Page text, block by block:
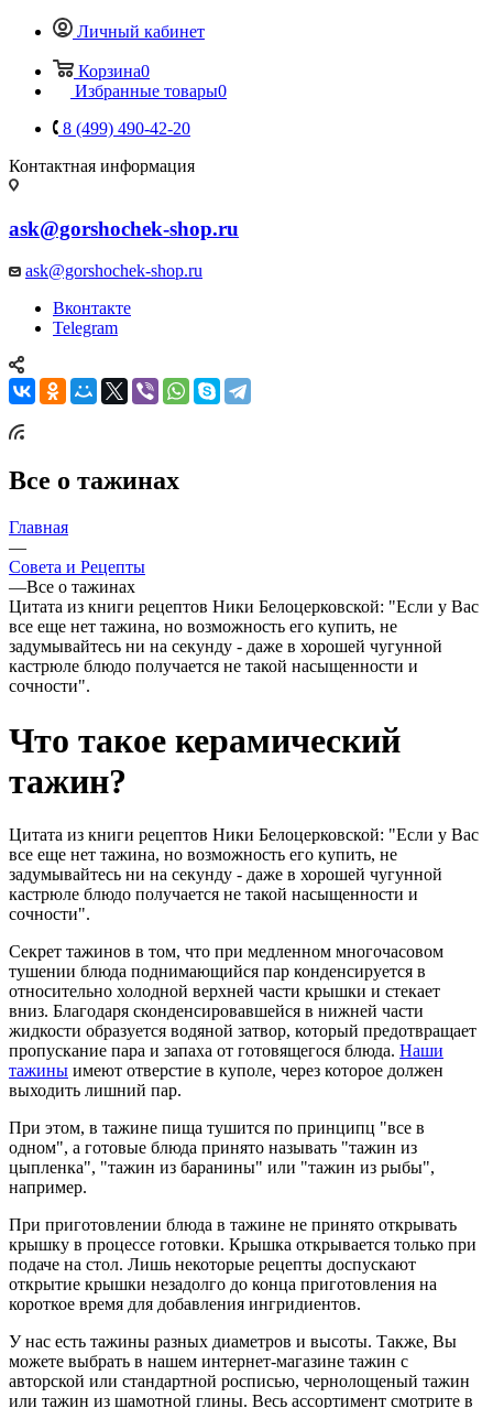
Личный кабинет
Корзина0
Избранные товары0
8 (499) 490-42-20
Контактная информация
ask@gorshochek-shop.ru
ask@gorshochek-shop.ru
Вконтакте
Telegram
Все о тажинах
Главная
—
Совета и Рецепты
—Все о тажинах
Цитата из книги рецептов Ники Белоцерковской: "Если у Вас
все еще нет тажина, но возможность его купить, не
задумывайтесь ни на секунду - даже в хорошей чугунной
кастрюле блюдо получается не такой насыщенности и
сочности".
Что такое керамический
тажин?
Цитата из книги рецептов Ники Белоцерковской: "Если у Вас
все еще нет тажина, но возможность его купить, не
задумывайтесь ни на секунду - даже в хорошей чугунной
кастрюле блюдо получается не такой насыщенности и
сочности".
Секрет тажинов в том, что при медленном многочасовом
тушении блюда поднимающийся пар конденсируется в
относительно холодной верхней части крышки и стекает
вниз. Благодаря сконденсировавшейся в нижней части
жидкости образуется водяной затвор, который предотвращает
пропускание пара и запаха от готовящегося блюда. Наши
тажины имеют отверстие в куполе, через которое должен
выходить лишний пар.
При этом, в тажине пища тушится по принципц "все в
одном", а готовые блюда принято называть "тажин из
цыпленка", "тажин из баранины" или "тажин из рыбы",
например.
При приготовлении блюда в тажине не принято открывать
крышку в процессе готовки. Крышка открывается только при
подаче на стол. Лишь некоторые рецепты доспускают
открытие крышки незадолго до конца приготовления на
короткое время для добавления ингридиентов.
У нас есть тажины разных диаметров и высоты. Также, Вы
можете выбрать в нашем интернет-магазине тажин с
авторской или стандартной росписью, чернолощеный тажин
или тажин из шамотной глины. Весь ассортимент смотрите в